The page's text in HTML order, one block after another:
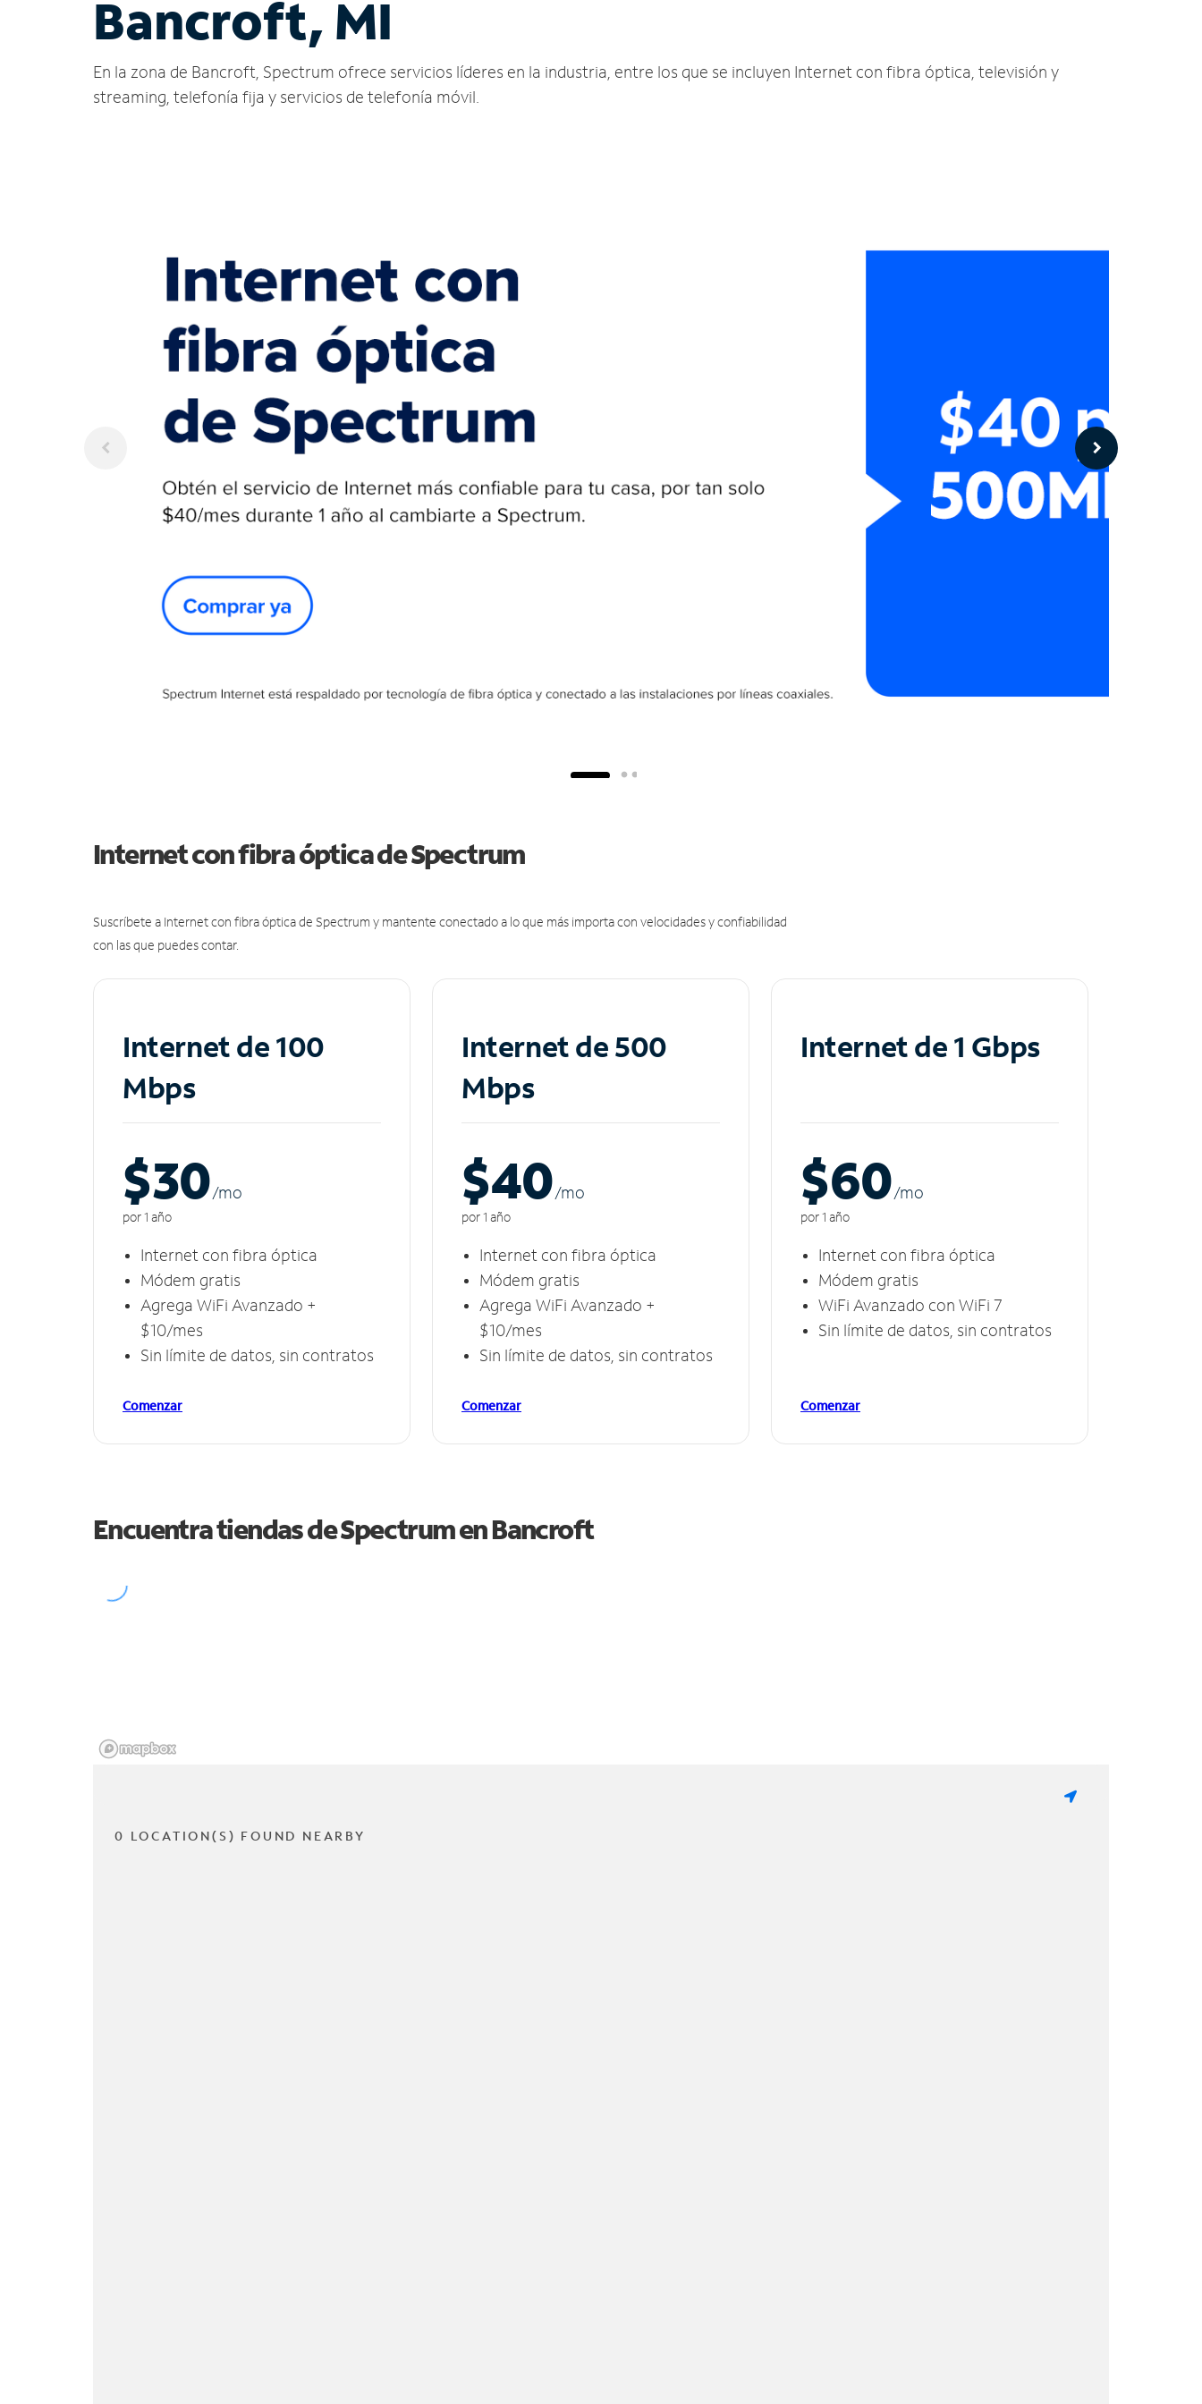
Bancroft, MI
En la zona de Bancroft, Spectrum ofrece servicios líderes en la industria, entre los que se incluyen Internet con fibra óptica, televisión y
streaming, telefonía fija y servicios de telefonía móvil.
Internet con fibra óptica de Spectrum
Suscríbete a Internet con fibra óptica de Spectrum y mantente conectado a lo que más importa con velocidades y confiabilidad
con las que puedes contar.
Internet de 100
Mbps
$30/mo
por 1 año
Internet con fibra óptica
Módem gratis
Agrega WiFi Avanzado +
$10/mes
Sin límite de datos, sin contratos
Comenzar
Internet de 500
Mbps
$40/mo
por 1 año
Internet con fibra óptica
Módem gratis
Agrega WiFi Avanzado +
$10/mes
Sin límite de datos, sin contratos
Comenzar
Internet de 1 Gbps
$60/mo
por 1 año
Internet con fibra óptica
Módem gratis
WiFi Avanzado con WiFi 7
Sin límite de datos, sin contratos
Comenzar
Encuentra tiendas de Spectrum enBancroft
0 LOCATION(S) FOUND NEARBY